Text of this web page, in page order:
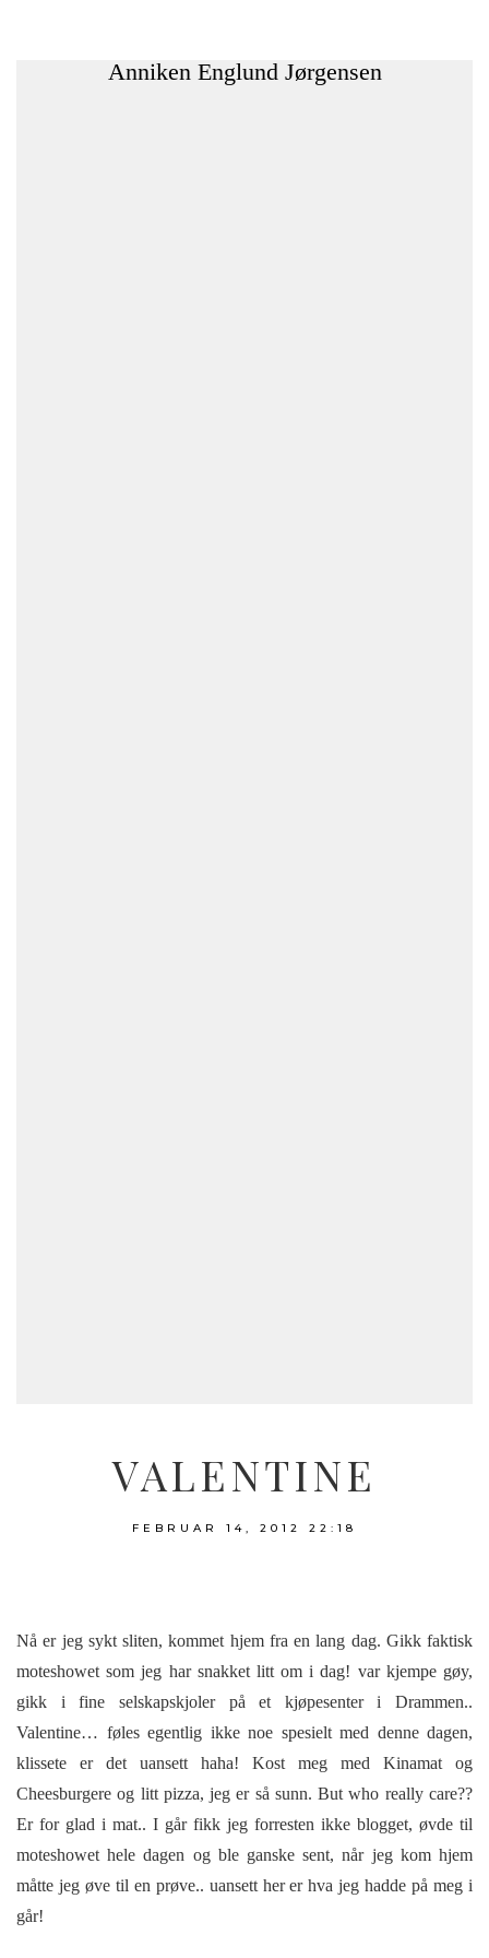
VALENTINE
FEBRUAR 14, 2012 22:18
Nå er jeg sykt sliten, kommet hjem fra en lang dag. Gikk faktisk
moteshowet som jeg har snakket litt om i dag! var kjempe gøy,
gikk i fine selskapskjoler på et kjøpesenter i Drammen..
Valentine… føles egentlig ikke noe spesielt med denne dagen,
klissete er det uansett haha! Kost meg med Kinamat og
Cheesburgere og litt pizza, jeg er så sunn. But who really care??
Er for glad i mat.. I går fikk jeg forresten ikke blogget, øvde til
moteshowet hele dagen og ble ganske sent, når jeg kom hjem
måtte jeg øve til en prøve.. uansett her er hva jeg hadde på meg i
går!